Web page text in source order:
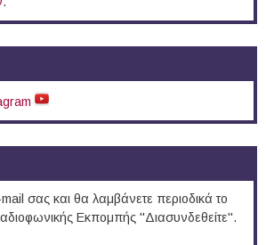
σας και θα λαμβάνετε περιοδικά το
Εκπομπής "Διασυνδεθείτε".